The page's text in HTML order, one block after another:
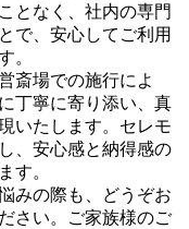
となく、社内の専門
で、安心してご利用
。
斎場での施行によ
丁寧に寄り添い、真
いたします。セレモ
、安心感と納得感の
す。
みの際も、どうぞお
さい。ご家族様のご